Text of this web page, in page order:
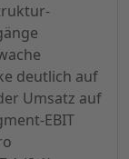
deutlich auf
Umsatz auf
EBIT